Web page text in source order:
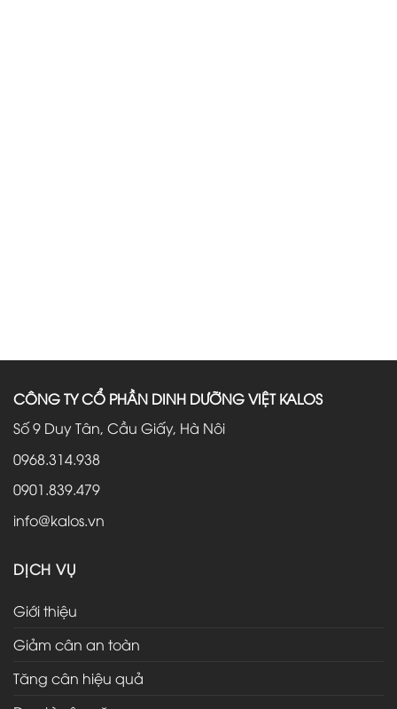
CÔNG TY CỔ PHẦN DINH DƯỠNG VIỆT KALOS
Số 9 Duy Tân, Cầu Giấy, Hà Nôi
0968.314.938
0901.839.479
info@kalos.vn
DỊCH VỤ
Giới thiệu
Giảm cân an toàn
Tăng cân hiệu quả